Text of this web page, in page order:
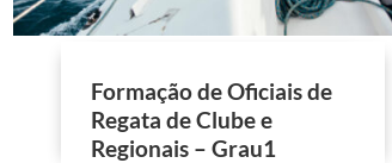
Formação de Oficiais de
Regata de Clube e
Regionais – Grau1